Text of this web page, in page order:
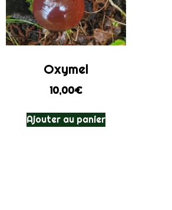
Oxymel
10,00€
Ajouter au panier